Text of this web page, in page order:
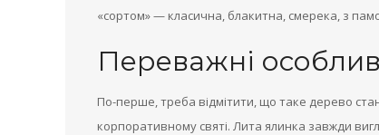
«сортом» — класична, блакитна, смерека, з
Переважні
По-перше, треба відмітити, що таке дерево
корпоративному святі. Лита ялинка завжди